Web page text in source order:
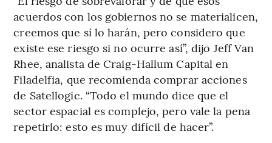
acuerdos con los gobiernos no se materialicen,
creemos que sí lo harán, pero considero que
existe ese riesgo si no ocurre así”, dijo Jeff Van
Rhee, analista de Craig-Hallum Capital en
Filadelfia, que recomienda comprar acciones
de Satellogic. “Todo el mundo dice que el
sector espacial es complejo, pero vale la pena
repetirlo: esto es muy difícil de hacer”.